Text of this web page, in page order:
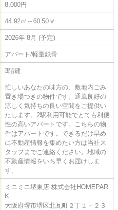
8,000円
44.92㎡～60.50㎡
2026年 8月 (予定)
アパート/軽量鉄骨
3階建
忙しいあなたの味方の、敷地内ごみ
置き場つきの物件です。通風良好の
涼しく気持ちの良い空間をご提供い
たします。2駅利用可能でとても利便
性の高いアパートです。こちらの物
件はアパートです。できるだけ早め
に不動産情報を集めたい方は当社ス
タッフまでご連絡ください。地域の
不動産情報をいち早くお届けしま
す。
ミニミニ堺東店 株式会社HOMEPAR
K
大阪府堺市堺区北瓦町２丁１－２３